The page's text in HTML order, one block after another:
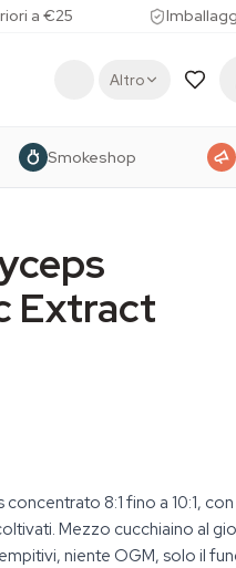
a €25
Altro
Smokeshop
Extract
8:1 fino a 10:1, con
Mezzo cucchiaino al
niente OGM, solo il